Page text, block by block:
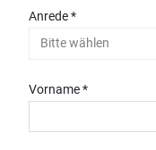
Anrede *
Bitte wählen
Vorname *